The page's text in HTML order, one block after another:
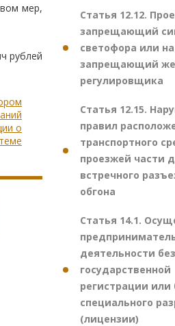
мер,
рублей
о
Статья 12.12.
запрещающий
светофора или на
запрещающий
регулировщика
Статья 12.15.
правил
транспортного
проезжей части
встречного
обгона
Статья 14.1.
деятельности без
государственной
регистрации или
специального
(лицензии)